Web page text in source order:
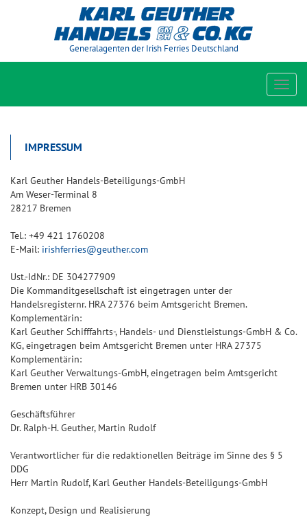
Generalagenten der Irish Ferries Deutschland
IMPRESSUM
Karl Geuther Handels-Beteiligungs-GmbH
Am Weser-Terminal 8
28217 Bremen
Tel.: +49 421 1760208
E-Mail: irishferries@geuther.com
Ust.-IdNr.: DE 304277909
Die Kommanditgesellschaft ist eingetragen unter der
Handelsregisternr. HRA 27376 beim Amtsgericht Bremen.
Komplementärin:
Karl Geuther Schifffahrts-, Handels- und Dienstleistungs-GmbH & Co.
KG, eingetragen beim Amtsgericht Bremen unter HRA 27375
Komplementärin:
Karl Geuther Verwaltungs-GmbH, eingetragen beim Amtsgericht
Bremen unter HRB 30146
Geschäftsführer
Dr. Ralph-H. Geuther, Martin Rudolf
Verantwortlicher für die redaktionellen Beiträge im Sinne des § 5
DDG
Herr Martin Rudolf, Karl Geuther Handels-Beteiligungs-GmbH
Konzept, Design und Realisierung